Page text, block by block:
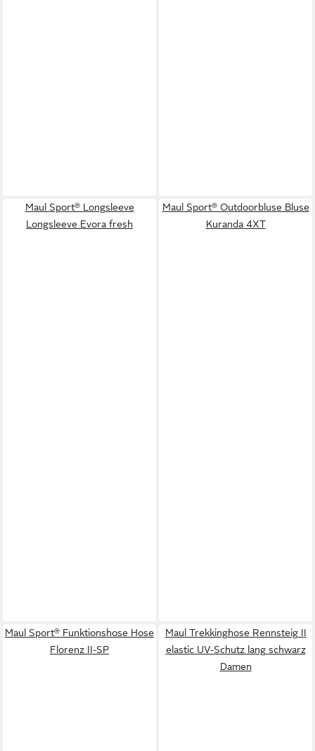
Maul Sport® Longsleeve
Longsleeve Evora fresh
Maul Sport® Outdoorbluse Bluse
Kuranda 4XT
Maul Sport® Funktionshose Hose
Florenz II-SP
Maul Trekkinghose Rennsteig II
elastic UV-Schutz lang schwarz
Damen